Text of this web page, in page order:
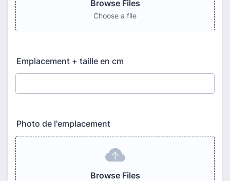
Browse Files
Choose a file
Emplacement + taille en cm
Photo de l'emplacement
Browse Files